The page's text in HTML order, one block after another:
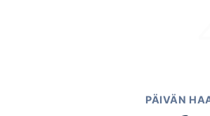
PÄIVÄN